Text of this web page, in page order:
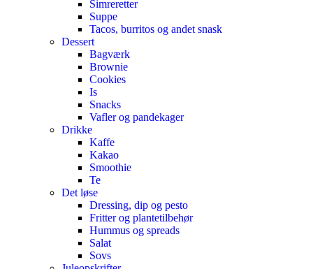
Simreretter
Suppe
Tacos, burritos og andet snask
Dessert
Bagværk
Brownie
Cookies
Is
Snacks
Vafler og pandekager
Drikke
Kaffe
Kakao
Smoothie
Te
Det løse
Dressing, dip og pesto
Fritter og plantetilbehør
Hummus og spreads
Salat
Sovs